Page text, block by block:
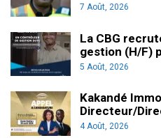
7 Août, 2026
La CBG
gestion (H/F)
5 Août, 2026
Kakandé
Directeur/
4 Août, 2026